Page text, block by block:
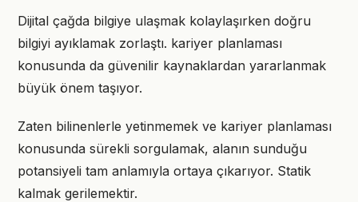
Dijital çağda bilgiye ulaşmak kolaylaşırken doğru
bilgiyi ayıklamak zorlaştı. kariyer planlaması
konusunda da güvenilir kaynaklardan yararlanmak
büyük önem taşıyor.
Zaten bilinenlerle yetinmemek ve kariyer planlaması
konusunda sürekli sorgulamak, alanın sunduğu
potansiyeli tam anlamıyla ortaya çıkarıyor. Statik
kalmak gerilemektir.